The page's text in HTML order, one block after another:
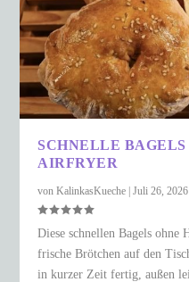
SCHNELLE
AIRFRYER
vonKalinkasKueche |Juli 26, 2026
Diese schnellen Bagels ohne
frische Brötchen auf den
in kurzer Zeit fertig, außen